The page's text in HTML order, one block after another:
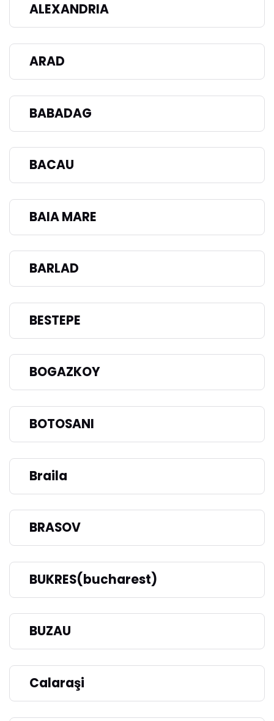
ALEXANDRIA
ARAD
BABADAG
BACAU
BAIA MARE
BARLAD
BESTEPE
BOGAZKOY
BOTOSANI
Braila
BRASOV
BUKRES(bucharest)
BUZAU
Calaraşi